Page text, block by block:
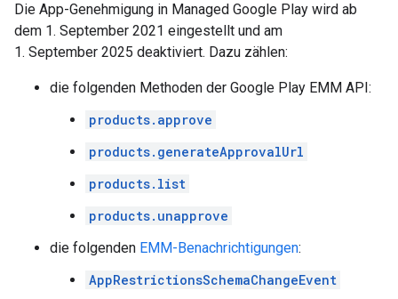
Die App-Genehmigung in Managed Google Play wird ab
dem 1. September 2021 eingestellt und am
1. September 2025 deaktiviert. Dazu zählen:
die folgenden Methoden der Google Play EMM API:
products.approve
products.generateApprovalUrl
products.list
products.unapprove
die folgenden EMM-Benachrichtigungen:
AppRestrictionsSchemaChangeEvent